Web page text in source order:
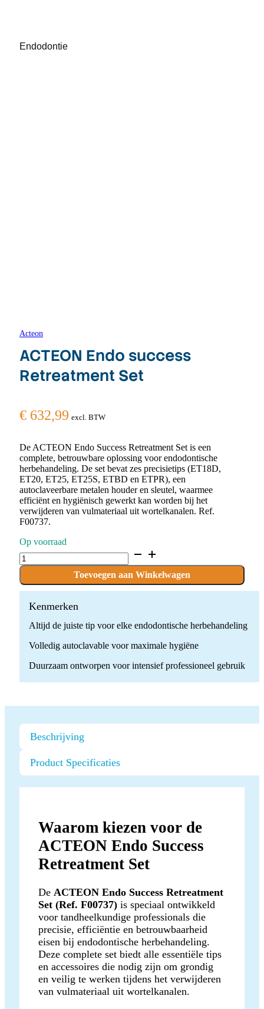
Endodontie
Acteon
ACTEON Endo success
Retreatment Set
€ 632,99 excl. BTW
De ACTEON Endo Success Retreatment Set is een
complete, betrouwbare oplossing voor endodontische
herbehandeling. De set bevat zes precisietips (ET18D,
ET20, ET25, ET25S, ETBD en ETPR), een
autoclaveerbare metalen houder en sleutel, waarmee
efficiënt en hygiënisch gewerkt kan worden bij het
verwijderen van vulmateriaal uit wortelkanalen. Ref.
F00737.
Op voorraad
ACTEON
Endo
Retreatment
Set
quantity
Toevoegen aan Winkelwagen
Kenmerken
Altijd de juiste tip voor elke endodontische herbehandeling
Volledig autoclavable voor maximale hygiëne
Duurzaam ontworpen voor intensief professioneel gebruik
Beschrijving
Product Specificaties
Waarom kiezen voor de
ACTEON Endo Success
Retreatment Set
De ACTEON Endo Success Retreatment
Set (Ref. F00737) is speciaal ontwikkeld
voor tandheelkundige professionals die
precisie, efficiëntie en betrouwbaarheid
eisen bij endodontische herbehandeling.
Deze complete set biedt alle essentiële tips
en accessoires die nodig zijn om grondig
en veilig te werken tijdens het verwijderen
van vulmateriaal uit wortelkanalen.